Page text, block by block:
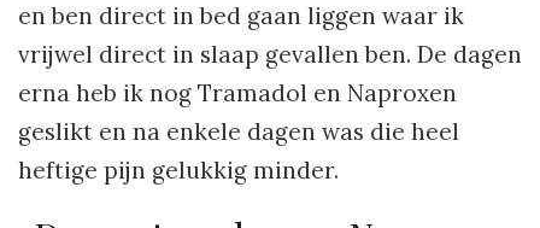
en ben direct in bed gaan liggen waar ik
vrijwel direct in slaap gevallen ben. De dagen
erna heb ik nog Tramadol en Naproxen
geslikt en na enkele dagen was die heel
heftige pijn gelukkig minder.